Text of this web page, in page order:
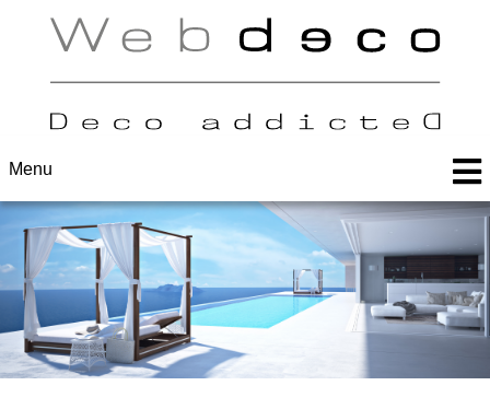
Menu